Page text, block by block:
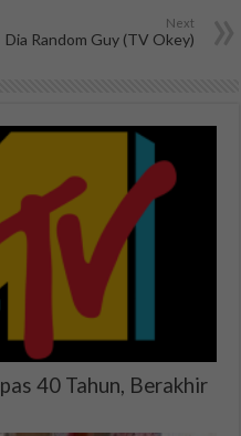
Next
Dia Random Guy (TV Okey)
40 Tahun, Berakhir